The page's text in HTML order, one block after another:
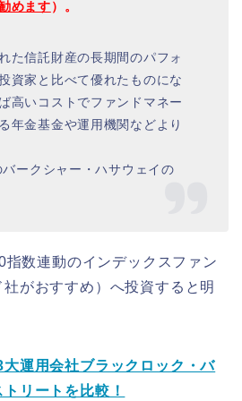
めます）。
た信託財産の長期間のパフォ
資家と比べて優れたものにな
高いコストでファンドマネー
年金基金や運用機関などより
バークシャー・ハサウェイの
数連動のインデックスファン
社がおすすめ）へ投資すると明
大運用会社ブラックロック・バ
リートを比較！